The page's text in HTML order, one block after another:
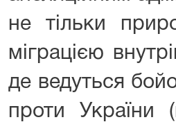
не тільки
міграцією
де ведуться
проти України